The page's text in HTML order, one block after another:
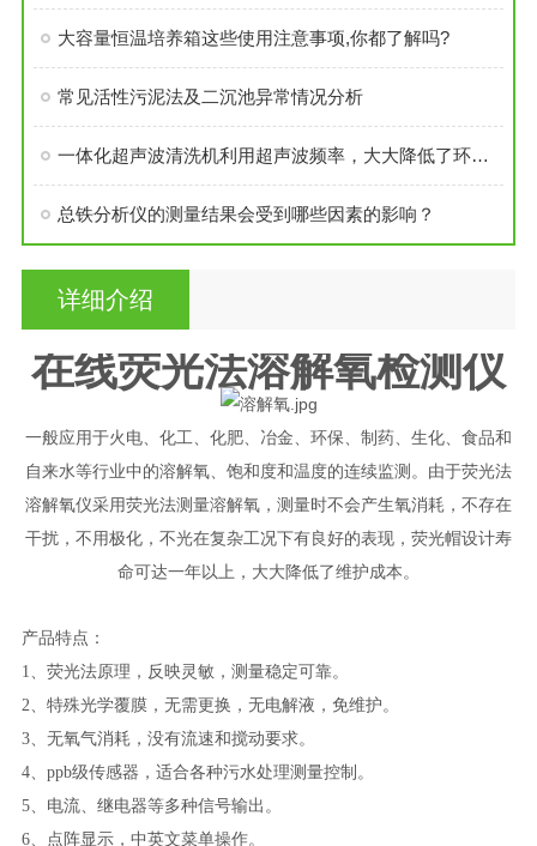
大容量恒温培养箱这些使用注意事项,你都了解吗?
常见活性污泥法及二沉池异常情况分析
一体化超声波清洗机利用超声波频率，大大降低了环境污染
总铁分析仪的测量结果会受到哪些因素的影响？
详细介绍
在线荧光法溶解氧检测仪
一般应用于火电、化工、化肥、冶金、环保、制药、生化、食品和
自来水等行业中的溶解氧、饱和度和温度的连续监测。由于荧光法
溶解氧仪采用荧光法测量溶解氧，测量时不会产生氧消耗，不存在
干扰，不用极化，不光在复杂工况下有良好的表现，荧光帽设计寿
命可达一年以上，大大降低了维护成本。
产品特点：
1、荧光法原理，反映灵敏，测量稳定可靠。
2、特殊光学覆膜，无需更换，无电解液，免维护。
3、无氧气消耗，没有流速和搅动要求。
4、ppb级传感器，适合各种污水处理测量控制。
5、电流、继电器等多种信号输出。
6、
点阵显示，中英文菜单操作。